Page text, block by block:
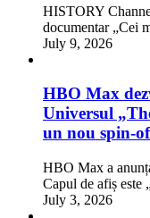
HISTORY
documentar „Cei
July 9, 2026
HBO Max
Universul
un nou spin-
HBO Max a
Capul de afiș
July 3, 2026